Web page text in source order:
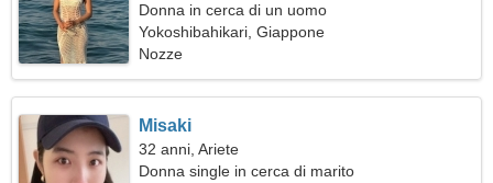
Donna in cerca di un uomo
Yokoshibahikari, Giappone
Nozze
Misaki
32 anni, Ariete
Donna single in cerca di marito